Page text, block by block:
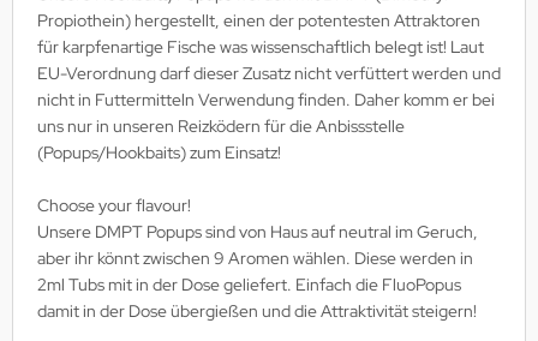
Propiothein) hergestellt, einen der potentesten Attraktoren
für karpfenartige Fische was wissenschaftlich belegt ist! Laut
EU-Verordnung darf dieser Zusatz nicht verfüttert werden und
nicht in Futtermitteln Verwendung finden. Daher komm er bei
uns nur in unseren Reizködern für die Anbissstelle
(Popups/Hookbaits) zum Einsatz!
Choose your flavour!
Unsere DMPT Popups sind von Haus auf neutral im Geruch,
aber ihr könnt zwischen 9 Aromen wählen. Diese werden in
2ml Tubs mit in der Dose geliefert. Einfach die FluoPopus
damit in der Dose übergießen und die Attraktivität steigern!